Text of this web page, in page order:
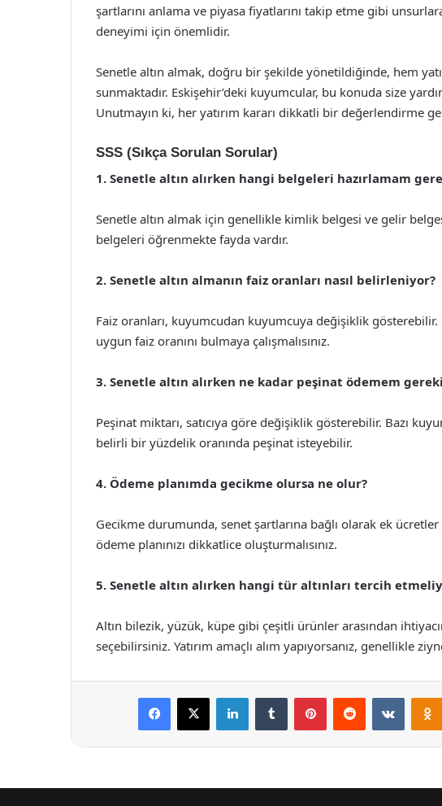
şartlarını anlama ve piyasa fiyatlarını takip etme gibi
deneyimi için önemlidir.
Senetle altın almak, doğru bir şekilde yönetildiğinde, hem
sunmaktadır. Eskişehir’deki kuyumcular, bu konuda size
Unutmayın ki, her yatırım kararı dikkatli bir değerlendirme
SSS (Sıkça Sorulan Sorular)
1. Senetle altın alırken hangi belgeleri hazırlamam
Senetle altın almak için genellikle kimlik belgesi ve gelir
belgeleri öğrenmekte fayda vardır.
2. Senetle altın almanın faiz oranları nasıl belirleniyor?
Faiz oranları, kuyumcudan kuyumcuya değişiklik gösterebilir.
uygun faiz oranını bulmaya çalışmalısınız.
3. Senetle altın alırken ne kadar peşinat ödemem
Peşinat miktarı, satıcıya göre değişiklik gösterebilir. Bazı
belirli bir yüzdelik oranında peşinat isteyebilir.
4. Ödeme planımda gecikme olursa ne olur?
Gecikme durumunda, senet şartlarına bağlı olarak ek
ödeme planınızı dikkatlice oluşturmalısınız.
5. Senetle altın alırken hangi tür altınları tercih
Altın bilezik, yüzük, küpe gibi çeşitli ürünler arasından
seçebilirsiniz. Yatırım amaçlı alım yapıyorsanız, genellikle
Facebook
X LinkedInTumblr PinterestReddit